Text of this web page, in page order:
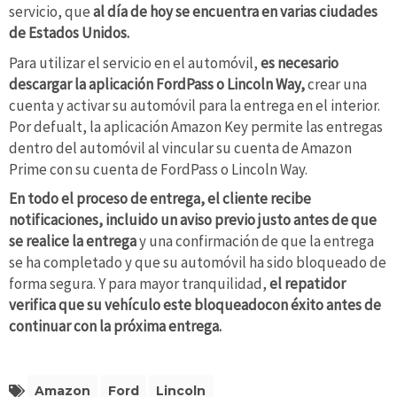
servicio, queal día de hoy se encuentra en varias ciudades
de Estados Unidos.
Para utilizar el servicio en el automóvil,es necesario
descargar la aplicación FordPass o Lincoln Way,crear una
cuenta y activar su automóvil para la entrega en el interior.
Por defualt, la aplicación Amazon Key permite las entregas
dentro del automóvil al vincular su cuenta de Amazon
Prime con su cuenta de FordPass o Lincoln Way.
En todo el proceso de entrega, el cliente recibe
notificaciones, incluido un aviso previo justo antes de que
se realice la entregay una confirmación de que la entrega
se ha completado y que su automóvil ha sido bloqueado de
forma segura. Y para mayor tranquilidad,el repatidor
verifica que su vehículo este bloqueadocon éxito antes de
continuar con la próxima entrega.
Amazon Ford Lincoln